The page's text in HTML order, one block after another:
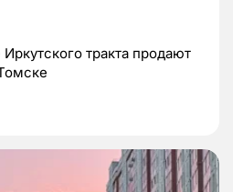
тракта продают